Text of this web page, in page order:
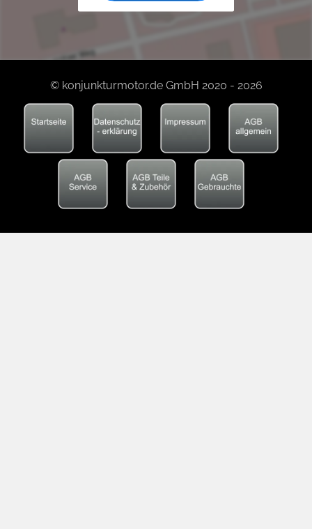
© konjunkturmotor.de GmbH 2020 - 2026